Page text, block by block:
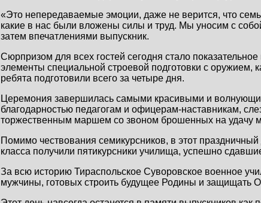
«Это непередаваемые эмоции, даже не верится, что
какие в нас были вложены силы и труд. Мы уносим с
затем впечатлениями выпускник.
Сюрпризом для всех гостей сегодня стало
элементы специальной строевой подготовки с оружием,
ребята подготовили всего за четыре дня.
Церемония завершилась самыми красивыми и
благодарностью педагогам и офицерам-наставникам,
торжественным маршем со звоном брошенных на удачу
Помимо чествования семикурсников, в этот
класса получили пятикурсники училища, успешно
За всю историю Тираспольское Суворовское военное
мужчины, готовых строить будущее Родины и защищать